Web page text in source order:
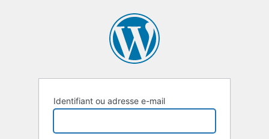
Identifiant ou adresse e-mail